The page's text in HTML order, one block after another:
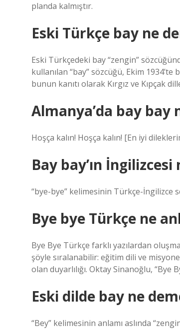
planda kalmıştır.
Eski Türkçe bay ne
Eski Türkçedeki bay “zengin”
kullanılan “bay” sözcüğü, Ekim
bunun kanıtı olarak Kırgız ve Kıpçak
Almanya’da bay bay
Hoşça kalın! Hoşça kalın! [En iyi
Bay bay’ın İngilizcesi
“bye-bye” kelimesinin Türkçe-İngilizce
Bye bye Türkçe ne
Bye Bye Türkçe farklı yazılardan
şöyle sıralanabilir: eğitim dili ve
olan duyarlılığı. Oktay Sinanoğlu,
Eski dilde bay ne
“Bey” kelimesinin anlamı aslında